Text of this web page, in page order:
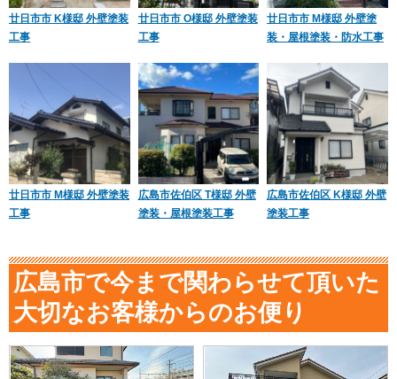
廿日市市 K様邸 外壁塗装
工事
廿日市市 O様邸 外壁塗装
工事
廿日市市 M様邸 外壁塗
装・屋根塗装・防水工事
廿日市市 M様邸 外壁塗装
工事
広島市佐伯区 T様邸 外壁
塗装・屋根塗装工事
広島市佐伯区 K様邸 外壁
塗装工事
広島市で今まで関わらせて頂いた
大切なお客様からのお便り